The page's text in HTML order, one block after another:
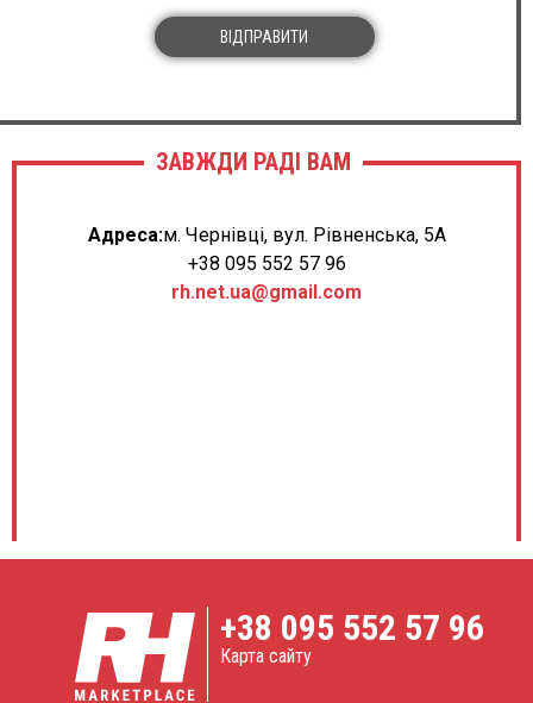
ВІДПРАВИТИ
ЗАВЖДИ РАДІ ВАМ
Адреса:м. Чернівці, вул. Рівненська, 5А
+38 095 552 57 96
rh.net.ua@gmail.com
+38 095 552 57 96
Карта сайту